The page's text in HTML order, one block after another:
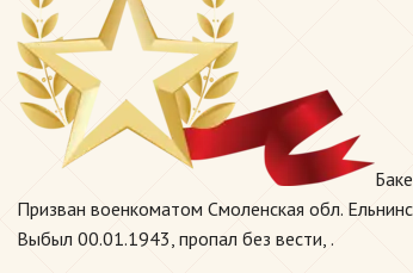
Призван военкоматом Смоленская обл.
Выбыл 00.01.1943, пропал без вести, .